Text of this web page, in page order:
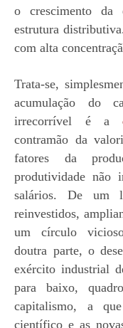
o crescimento
estrutura
com alta
Trata-se,
acumulação do
irrecorrível é a
contramão da
fatores da
produtividade não
salários. De um
reinvestidos,
um círculo
doutra parte, o
exército industrial
para baixo,
capitalismo, a
científico e as